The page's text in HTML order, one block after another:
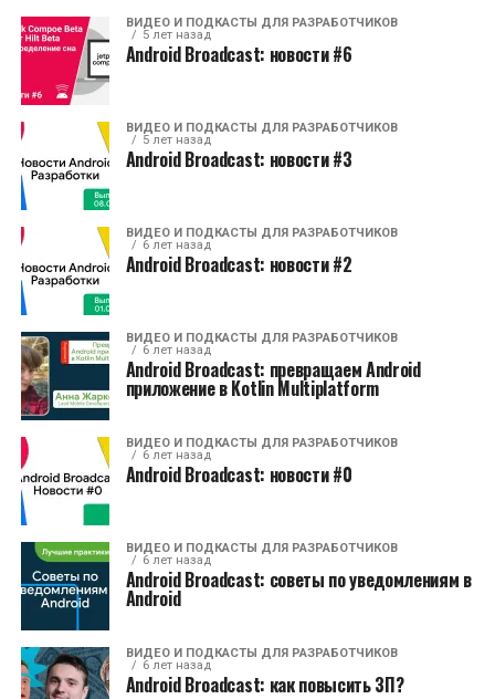
ВИДЕО И ПОДКАСТЫ ДЛЯ РАЗРАБОТЧИКОВ
5 лет назад
Android Broadcast: новости #6
ВИДЕО И ПОДКАСТЫ ДЛЯ РАЗРАБОТЧИКОВ
5 лет назад
Android Broadcast: новости #3
ВИДЕО И ПОДКАСТЫ ДЛЯ РАЗРАБОТЧИКОВ
6 лет назад
Android Broadcast: новости #2
ВИДЕО И ПОДКАСТЫ ДЛЯ РАЗРАБОТЧИКОВ
6 лет назад
Android Broadcast: превращаем Android
приложение в Kotlin Multiplatform
ВИДЕО И ПОДКАСТЫ ДЛЯ РАЗРАБОТЧИКОВ
6 лет назад
Android Broadcast: новости #0
ВИДЕО И ПОДКАСТЫ ДЛЯ РАЗРАБОТЧИКОВ
6 лет назад
Android Broadcast: cоветы по уведомлениям в
Android
ВИДЕО И ПОДКАСТЫ ДЛЯ РАЗРАБОТЧИКОВ
6 лет назад
Android Broadcast: как повысить ЗП?